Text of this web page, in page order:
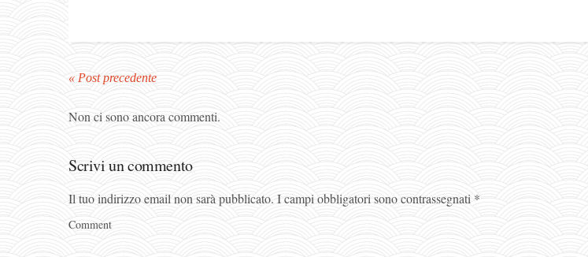
« Post precedente
Non ci sono ancora commenti.
Scrivi un commento
Il tuo indirizzo email non sarà pubblicato. I campi obbligatori sono contrassegnati *
Comment